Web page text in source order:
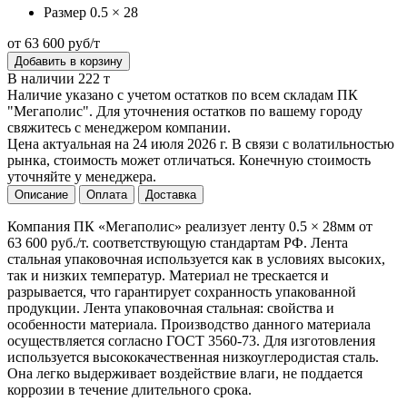
Размер 0.5 × 28
от 63 600 руб/т
Добавить в корзину
В наличии 222 т
Наличие указано с учетом остатков по всем складам ПК
"Мегаполис". Для уточнения остатков по вашему городу
свяжитесь с менеджером компании.
Цена актуальная на 24 июля 2026 г. В связи с волатильностью
рынка, стоимость может отличаться. Конечную стоимость
уточняйте у менеджера.
Описание Оплата Доставка
Компания ПК «Мегаполис» реализует ленту 0.5 × 28мм от
63 600 руб./т. соответствующую стандартам РФ. Лента
стальная упаковочная используется как в условиях высоких,
так и низких температур. Материал не трескается и
разрывается, что гарантирует сохранность упакованной
продукции. Лента упаковочная стальная: свойства и
особенности материала. Производство данного материала
осуществляется согласно ГОСТ 3560-73. Для изготовления
используется высококачественная низкоуглеродистая сталь.
Она легко выдерживает воздействие влаги, не поддается
коррозии в течение длительного срока.